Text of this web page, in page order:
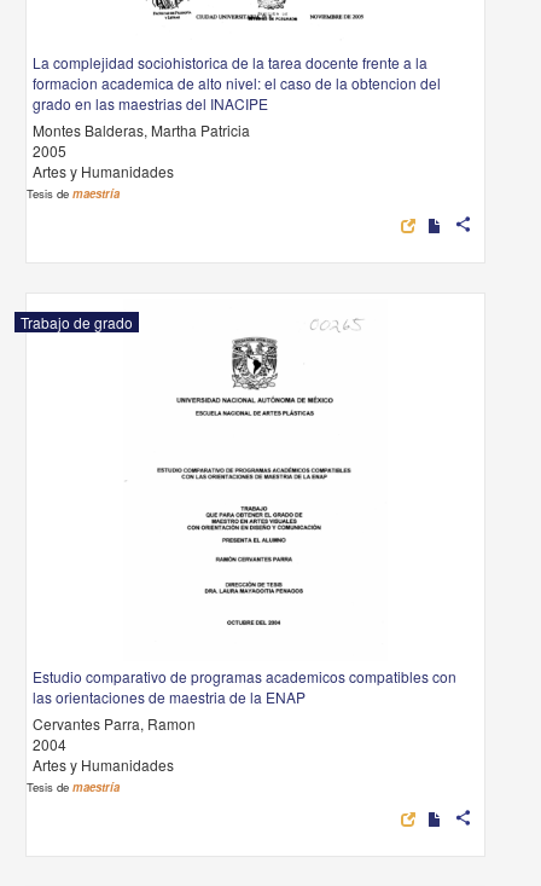
La complejidad sociohistorica de la tarea docente frente a la
formacion academica de alto nivel: el caso de la obtencion del
grado en las maestrias del INACIPE
Montes Balderas, Martha Patricia
2005
Artes y Humanidades
Tesis demaestría
share
Trabajo de grado
Estudio comparativo de programas academicos compatibles con
las orientaciones de maestria de la ENAP
Cervantes Parra, Ramon
2004
Artes y Humanidades
Tesis demaestría
share